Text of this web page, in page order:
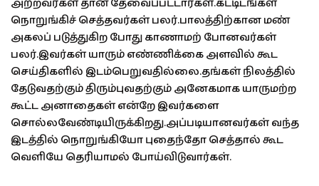
நொறுங்கிச் செத்தவர்கள் பலர்.பாலத்திற்கான மண்
அகலப் படுத்துகிற போது காணாமற் போனவர்கள்
பலர்.இவர்கள் யாரும் எண்ணிக்கை அளவில் கூட
செய்திகளில் இடம்பெறுவதில்லை.தங்கள் நிலத்தில்
தேடுவதற்கும் திரும்புவதற்கும் அனேகமாக யாருமற்ற
கூட்ட அனாதைகள் என்றே இவர்களை
சொல்லவேண்டியிருக்கிறது.அப்படியானவர்கள் வந்த
இடத்தில் நொறுங்கியோ புதைந்தோ செத்தால் கூட
வெளியே தெரியாமல் போய்விடுவார்கள்.